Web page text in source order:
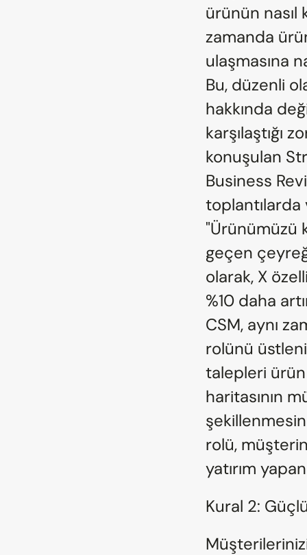
ürünün nasıl
zamanda
ulaşmasına
Bu, düzenli
hakkında
karşılaştığı
konuşulan
Business
toplantılarda
"Ürünümüzü
geçen
olarak, X
%10 daha
CSM, aynı
rolünü
talepleri
haritasının
rolü,
yatırım
Kural 2: